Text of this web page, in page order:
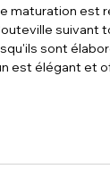
maturation est
sont
est élégant et